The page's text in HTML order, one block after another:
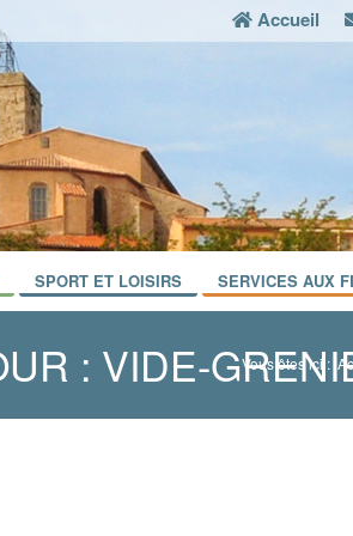
Accueil
SPORT ET LOISIRS SERVICES AUX
: VIDE- Vous êtes ici :